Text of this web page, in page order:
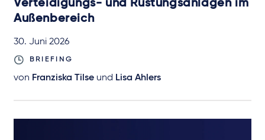
Verteidigungs- und Rüstungsanlagen im
Außenbereich
30. Juni 2026
BRIEFING
von Franziska Tilse und Lisa Ahlers